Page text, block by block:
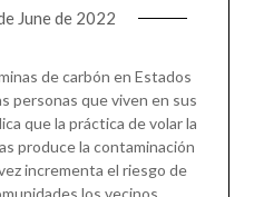
June de 2022
de carbón en Estados
personas que viven en sus
que la práctica de volar la
produce la contaminación
incrementa el riesgo de
los vecinos…